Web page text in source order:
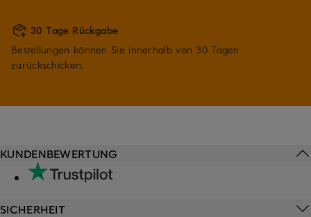
30 Tage Rückgabe
Bestellungen können Sie innerhalb von 30 Tagen
zurückschicken.
KUNDENBEWERTUNG
SICHERHEIT